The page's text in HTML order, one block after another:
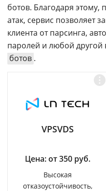
ботов. Благодаря
атак, сервис позволяет
клиента от парсинга,
паролей и любой другой
ботов .
VPSVDS
Цена: от 350 руб.
Высокая
отказоустойчивость,